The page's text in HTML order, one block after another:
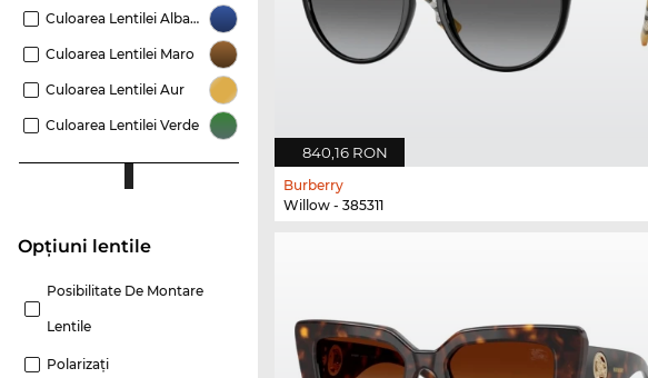
Culoarea Lentilei Albastru
Culoarea Lentilei Maro
Culoarea Lentilei Aur
Culoarea Lentilei Verde
Opțiuni lentile
Posibilitate De Montare
Lentile
Polarizaţi
840,16 RON
Burberry
Willow - 385311